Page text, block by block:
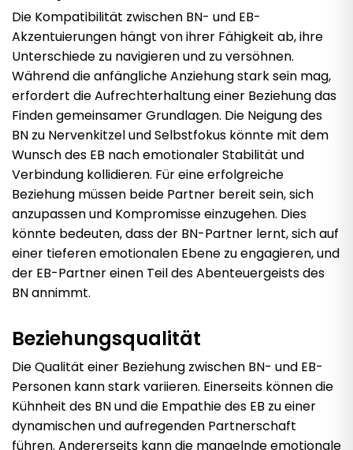
Die Kompatibilität zwischen BN- und EB-
Akzentuierungen hängt von ihrer Fähigkeit ab, ihre
Unterschiede zu navigieren und zu versöhnen.
Während die anfängliche Anziehung stark sein mag,
erfordert die Aufrechterhaltung einer Beziehung das
Finden gemeinsamer Grundlagen. Die Neigung des
BN zu Nervenkitzel und Selbstfokus könnte mit dem
Wunsch des EB nach emotionaler Stabilität und
Verbindung kollidieren. Für eine erfolgreiche
Beziehung müssen beide Partner bereit sein, sich
anzupassen und Kompromisse einzugehen. Dies
könnte bedeuten, dass der BN-Partner lernt, sich auf
einer tieferen emotionalen Ebene zu engagieren, und
der EB-Partner einen Teil des Abenteuergeists des
BN annimmt.
Beziehungsqualität
Die Qualität einer Beziehung zwischen BN- und EB-
Personen kann stark variieren. Einerseits können die
Kühnheit des BN und die Empathie des EB zu einer
dynamischen und aufregenden Partnerschaft
führen. Andererseits kann die mangelnde emotionale